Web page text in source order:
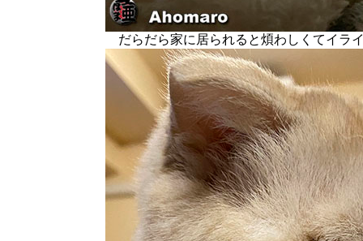
だらだら家に居られると煩わしくてイラ